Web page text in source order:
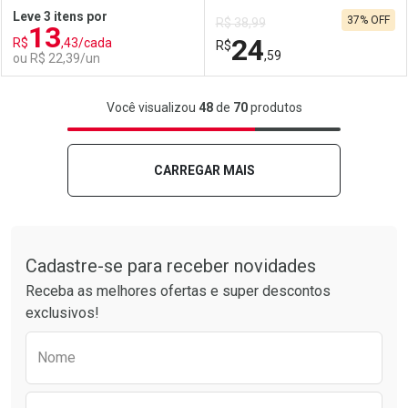
Comprar sem Desconto
Por R$ 44,37/cada
Comprar sem Desconto
Por R$ 44,37/cada
Comprar sem Desconto
Por R$ 44,37/cada
Comprar sem Desconto
Por R$ 44,37/cada
Leve 3 itens por
R$13,43/cada
ou R$ 22,39/un
FECHAR
Laboratório
FECHAR
Por Menos
R$ 38,99
R$24,59
37% OFF
Laboratório
Por Menos
Você visualizou 48de 70produtos
CARREGAR MAIS
Cadastre-se para receber novidades
Receba as melhores ofertas e super descontos
exclusivos!
Nome